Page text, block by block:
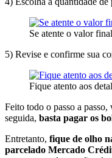
Se atente o valor
5) Revise e confirme sua
Fique atento aos
Feito todo o passo a
seguida, basta pagar os
Entretanto, fique de olho
parcelado Mercado